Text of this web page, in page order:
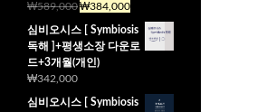
₩589,000₩384,000
심비오시스 [ Symbiosis
독해 ]+평생소장 다운로
드+3개월(개인)
₩342,000
심비오시스 [ Symbiosis